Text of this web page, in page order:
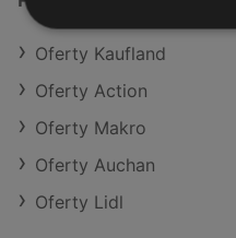
Oferty Kaufland
Oferty Action
Oferty Makro
Oferty Auchan
Oferty Lidl